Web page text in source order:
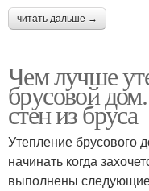
читать дальше →
Чем лучше
брусовой
стен из бруса
Утепление брусового
начинать когда
выполнены